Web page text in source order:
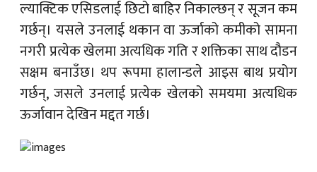
ल्याक्टिक एसिडलाई छिटो बाहिर निकाल्छन् र सूजन कम
गर्छन्। यसले उनलाई थकान वा ऊर्जाको कमीको सामना
नगरी प्रत्येक खेलमा अत्यधिक गति र शक्तिका साथ दौडन
सक्षम बनाउँछ। थप रूपमा हालान्डले आइस बाथ प्रयोग
गर्छन्, जसले उनलाई प्रत्येक खेलको समयमा अत्यधिक
ऊर्जावान देखिन मद्दत गर्छ।